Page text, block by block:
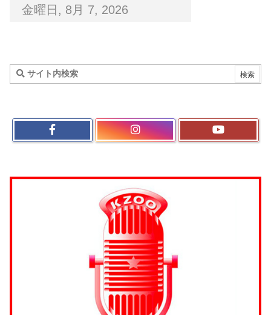
金曜日, 8月 7, 2026